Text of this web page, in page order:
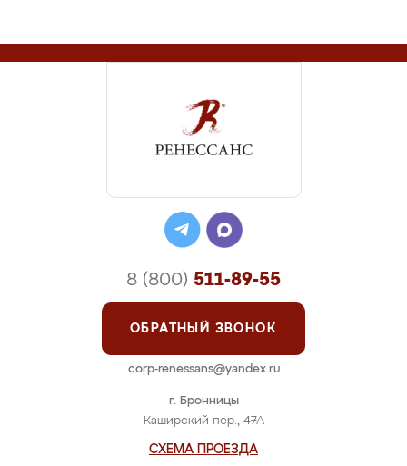
г. Бронницы
Каширский пер., 47А
СХЕМА ПРОЕЗДА
8 (800) 511-89-55
ОБРАТНЫЙ ЗВОНОК
corp-renessans@yandex.ru